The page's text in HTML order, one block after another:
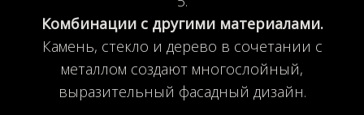
Комбинации с другими материалами.
Камень, стекло и дерево в сочетании с
металлом создают многослойный,
выразительный фасадный дизайн.